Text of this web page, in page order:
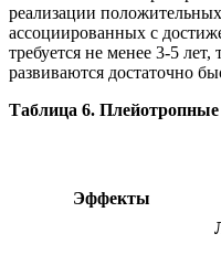
реализации
ассоциированных с
требуется не менее 3-5
развиваются достаточно
Таблица 6.
Эффекты